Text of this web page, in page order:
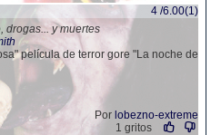
4 /6.00(1)
drogas... y muertes
película de terror gore "La noche de
Por lobezno-extreme
1 gritos